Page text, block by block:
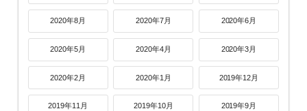
2020年8月 2020年7月 2020年6月
2020年5月 2020年4月 2020年3月
2020年2月 2020年1月 2019年12月
2019年11月 2019年10月 2019年9月